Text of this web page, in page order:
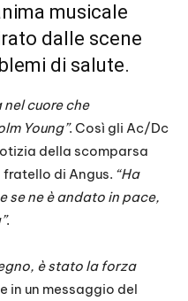
musicale
dalle scene
di salute.
cuore che
Young”. Così gli Ac/Dc
della scomparsa
di Angus. “Ha
se ne è andato in pace,
.
è stato la forza
in un messaggio del